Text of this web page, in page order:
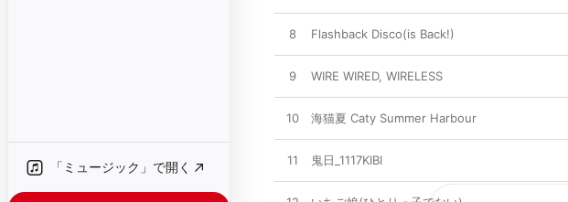
「ミュージック」で開く
8 Flashback Disco(is Back!)
9 WIRE WIRED, WIRELESS
10 海猫夏 Caty Summer Harbour
11 鬼日_1117KIBI